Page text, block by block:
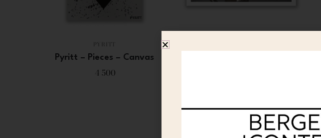
PYRITT
Pyritt – Pieces – Canvas
4 500